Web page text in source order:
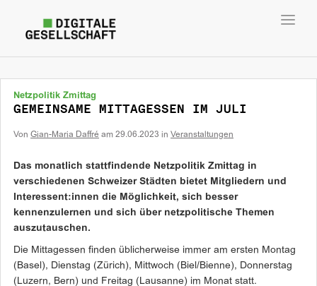
Netzpolitik Zmittag
GEMEINSAME MITTAGESSEN IM JULI
Von Gian-Maria Daffré am 29.06.2023 in Veranstaltungen
Das monatlich stattfindende Netzpolitik Zmittag in
verschiedenen Schweizer Städten bietet Mitgliedern und
Interessent:innen die Möglichkeit, sich besser
kennenzulernen und sich über netzpolitische Themen
auszutauschen.
Die Mittagessen finden üblicherweise immer am ersten Montag
(Basel), Dienstag (Zürich), Mittwoch (Biel/Bienne), Donnerstag
(Luzern, Bern) und Freitag (Lausanne) im Monat statt.